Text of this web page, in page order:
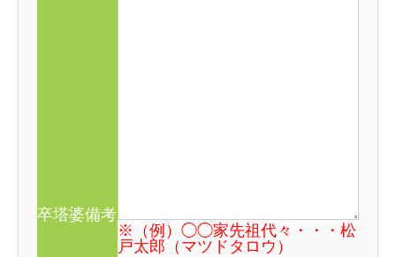
卒塔婆備考
※（例）◯◯家先祖代々・・・松
戸太郎（マツドタロウ）